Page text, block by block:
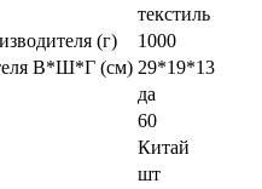
текстиль
(г)
1000
В*Ш*Г (см) 29*19*13
да
60
Китай
шт